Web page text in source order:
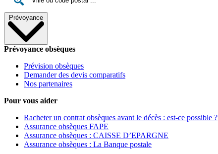
Prévoyance
Prévoyance obsèques
Prévision obsèques
Demander des devis comparatifs
Nos partenaires
Pour vous aider
Racheter un contrat obsèques avant le décès : est-ce possible ?
Assurance obsèques FAPE
Assurance obsèques : CAISSE D’EPARGNE
Assurance obsèques : La Banque postale